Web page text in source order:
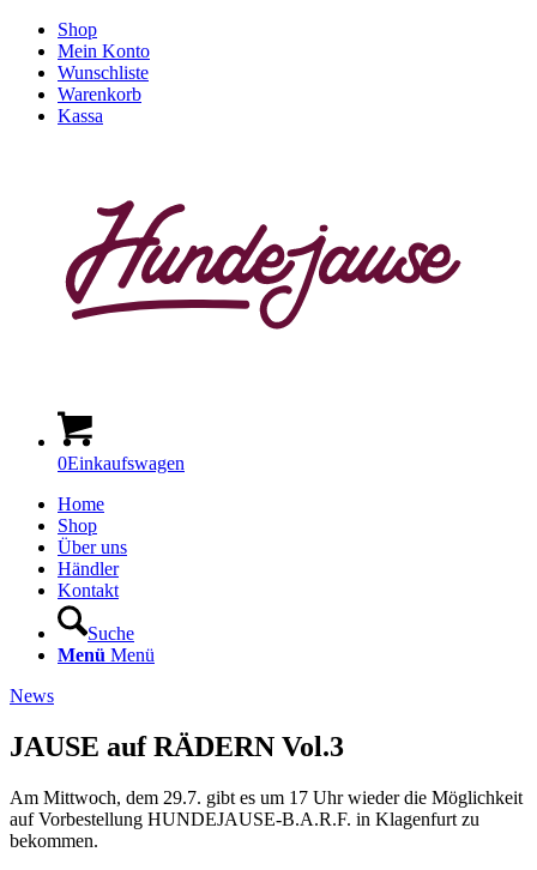
Shop
Mein Konto
Wunschliste
Warenkorb
Kassa
0Einkaufswagen
Home
Shop
Über uns
Händler
Kontakt
Suche
Menü Menü
News
JAUSE auf RÄDERN Vol.3
Am Mittwoch, dem 29.7. gibt es um 17 Uhr wieder die Möglichkeit
auf Vorbestellung HUNDEJAUSE-B.A.R.F. in Klagenfurt zu
bekommen.